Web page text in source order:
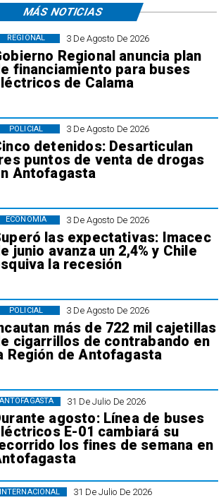
3 De Agosto De 2026
Regional anuncia plan
financiamiento para buses
de Calama
REGIONAL
3 De Agosto De 2026
detenidos: Desarticulan
puntos de venta de drogas
Antofagasta
POLICIAL
3 De Agosto De 2026
las expectativas: Imacec
junio avanza un 2,4% y Chile
la recesión
ECONOMÍA
3 De Agosto De 2026
más de 722 mil cajetillas
cigarrillos de contrabando en
Región de Antofagasta
POLICIAL
31 De Julio De 2026
agosto: Línea de buses
E-01 cambiará su
los fines de semana en
ANTOFAGASTA
31 De Julio De 2026
INTERNACIONAL
MÁS NOTICIAS